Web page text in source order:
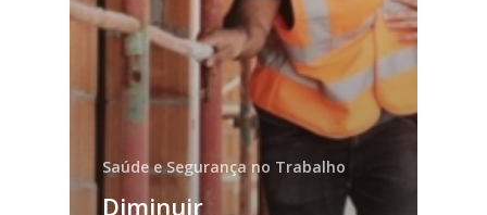
Saúde e Segurança no Trabalho
Diminuir